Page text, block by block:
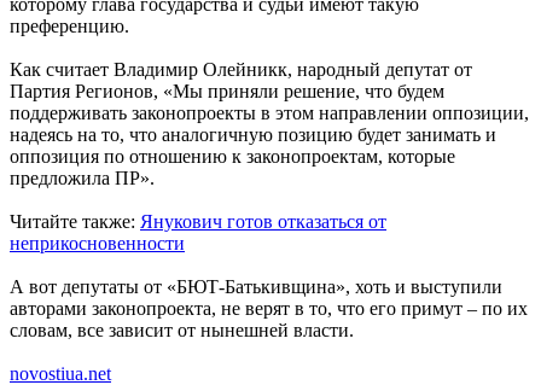
преференцию.
Как считает Владимир Олейникк, народный депутат от
Партия Регионов, «Мы приняли решение, что будем
поддерживать законопроекты в этом направлении оппозиции,
надеясь на то, что аналогичную позицию будет занимать и
оппозиция по отношению к законопроектам, которые
предложила ПР».
Читайте также: Янукович готов отказаться от
неприкосновенности
А вот депутаты от «БЮТ-Батькивщина», хоть и выступили
авторами законопроекта, не верят в то, что его примут – по их
словам, все зависит от нынешней власти.
novostiua.net